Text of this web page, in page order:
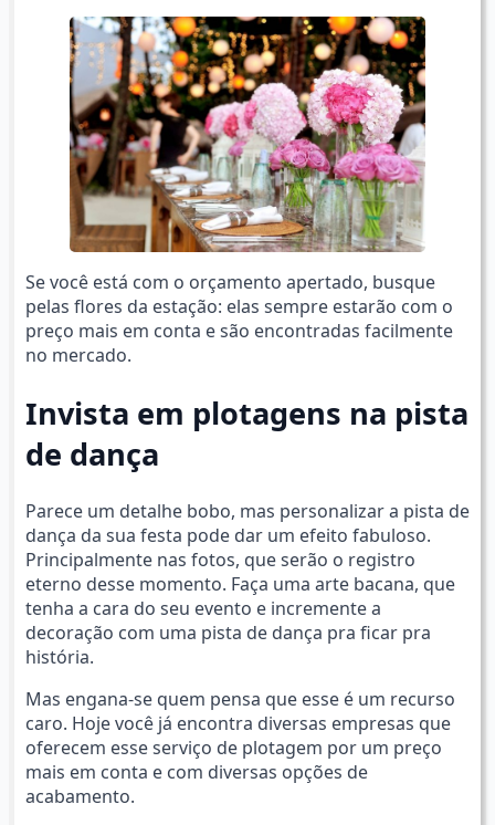
Se você está com o orçamento apertado, busque
pelas flores da estação: elas sempre estarão com o
preço mais em conta e são encontradas facilmente
no mercado.
Invista em plotagens na pista
de dança
Parece um detalhe bobo, mas personalizar a pista de
dança da sua festa pode dar um efeito fabuloso.
Principalmente nas fotos, que serão o registro
eterno desse momento. Faça uma arte bacana, que
tenha a cara do seu evento e incremente a
decoração com uma pista de dança pra ficar pra
história.
Mas engana-se quem pensa que esse é um recurso
caro. Hoje você já encontra diversas empresas que
oferecem esse serviço de plotagem por um preço
mais em conta e com diversas opções de
acabamento.